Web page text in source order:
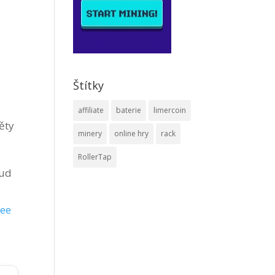
Štítky
affiliate baterie limercoin
minery online hry rack
RollerTap